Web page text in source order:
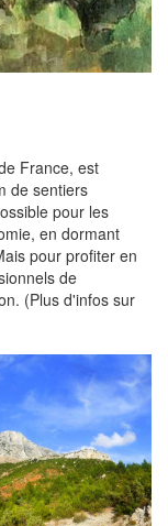
France, est
de sentiers
pour les
en dormant
pour profiter en
de
(Plus d'infos sur